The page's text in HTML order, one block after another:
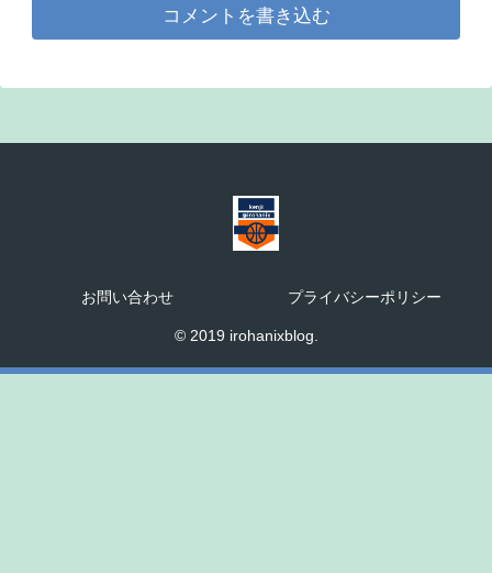
コメントを書き込む
お問い合わせ プライバシーポリシー
© 2019 irohanixblog.